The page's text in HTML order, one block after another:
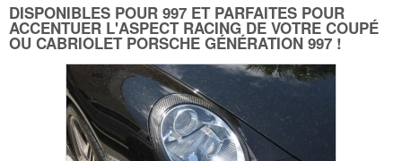
DISPONIBLES POUR 997 ET PARFAITES POUR
ACCENTUER L'ASPECT RACING DE VOTRE COUPÉ
OU CABRIOLET PORSCHE GÉNÉRATION 997 !